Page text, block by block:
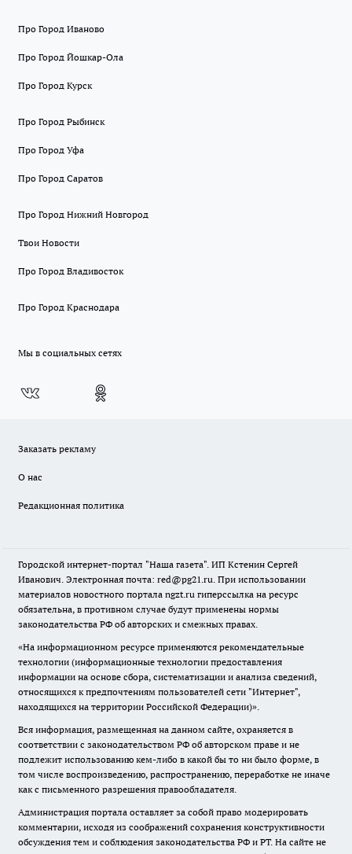
Про Город Иваново
Про Город Йошкар-Ола
Про Город Курск
Про Город Рыбинск
Про Город Уфа
Про Город Саратов
Про Город Нижний Новгород
Твои Новости
Про Город Владивосток
Про Город Краснодара
Мы в социальных сетях
Заказать рекламу
О нас
Редакционная политика
Городской интернет-портал "Наша газета". ИП Кстенин Сергей
Иванович. Электронная почта: red@pg21.ru. При использовании
материалов новостного портала ngzt.ru гиперссылка на ресурс
обязательна, в противном случае будут применены нормы
законодательства РФ об авторских и смежных правах.
«На информационном ресурсе применяются рекомендательные
технологии (информационные технологии предоставления
информации на основе сбора, систематизации и анализа сведений,
относящихся к предпочтениям пользователей сети "Интернет",
находящихся на территории Российской Федерации)».
Вся информация, размещенная на данном сайте, охраняется в
соответствии с законодательством РФ об авторском праве и не
подлежит использованию кем-либо в какой бы то ни было форме, в
том числе воспроизведению, распространению, переработке не иначе
как с письменного разрешения правообладателя.
Администрация портала оставляет за собой право модерировать
комментарии, исходя из соображений сохранения конструктивности
обсуждения тем и соблюдения законодательства РФ и РТ. На сайте не